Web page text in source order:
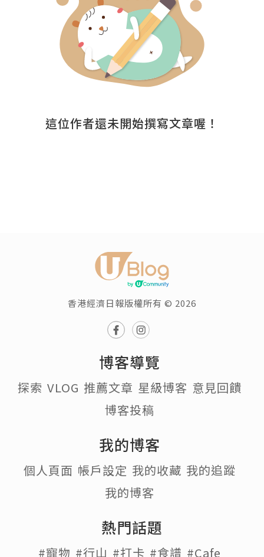
這位作者還未開始撰寫文章喔！
香港經濟日報版權所有 © 2026
博客導覽
探索 VLOG 推薦文章 星級博客 意見回饋
博客投稿
我的博客
個人頁面 帳戶設定 我的收藏 我的追蹤
我的博客
熱門話題
#寵物 #行山 #打卡 #食譜 #Cafe